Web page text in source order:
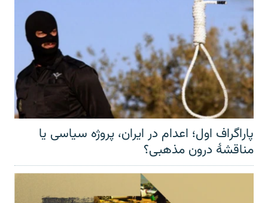
پاراگراف اول؛ اعدام در ایران، پروژه سیاسی یا
مناقشهٔ درون مذهبی؟